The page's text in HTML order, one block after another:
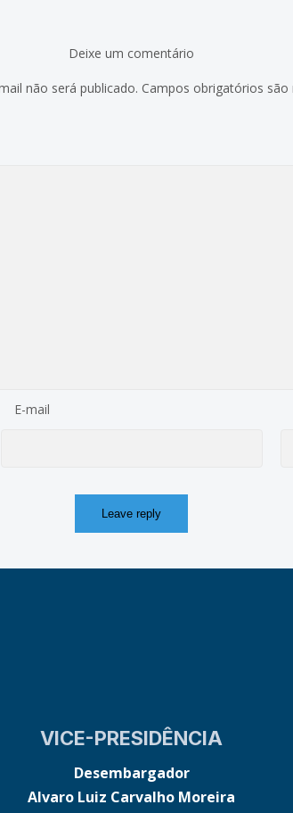
Deixe um comentário
não será publicado. Campos obrigatórios
E-mail
VICE-PRESIDÊNCIA
Desembargador
Alvaro Luiz Carvalho Moreira